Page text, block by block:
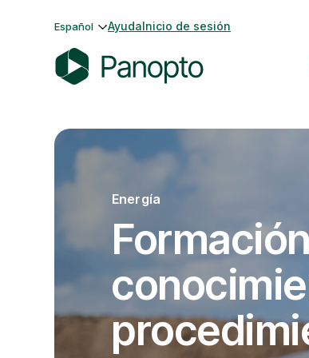
contenido
Español AyudaInicio de sesión
n
Energía